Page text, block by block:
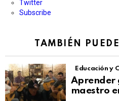
Twitter
Subscribe
TAMBIÉN
Educación y
Aprender
maestro